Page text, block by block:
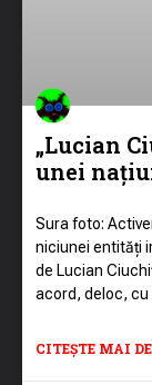
„Lucian
unei
Sura foto:
niciunei entități
de Lucian
acord, deloc,
CITEȘTE MAI